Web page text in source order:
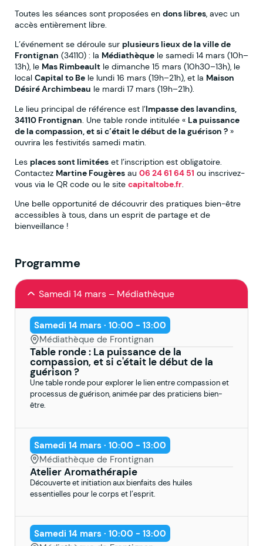
Toutes les séances sont proposées en dons libres, avec un
accès entièrement libre.
L’événement se déroule sur plusieurs lieux de la ville de
Frontignan (34110) : la Médiathèque le samedi 14 mars (10h–
13h), le Mas Rimbeault le dimanche 15 mars (10h30–13h), le
local Capital to Be le lundi 16 mars (19h–21h), et la Maison
Désiré Archimbeau le mardi 17 mars (19h–21h).
Le lieu principal de référence est l’Impasse des lavandins,
34110 Frontignan . Une table ronde intitulée « La puissance
de la compassion, et si c’était le début de la guérison ? »
ouvrira les festivités samedi matin.
Les places sont limitées et l’inscription est obligatoire.
Contactez Martine Fougères au 06 24 61 64 51 ou inscrivez-
vous via le QR code ou le site capitaltobe.fr.
Une belle opportunité de découvrir des pratiques bien-être
accessibles à tous, dans un esprit de partage et de
bienveillance !
Programme
Samedi 14 mars – Médiathèque
Samedi 14 mars · 10:00 - 13:00
Médiathèque de Frontignan
Table ronde : La puissance de la
compassion, et si c'était le début de la
guérison ?
Une table ronde pour explorer le lien entre compassion et
processus de guérison, animée par des praticiens bien-
être.
Samedi 14 mars · 10:00 - 13:00
Médiathèque de Frontignan
Atelier Aromathérapie
Découverte et initiation aux bienfaits des huiles
essentielles pour le corps et l’esprit.
Samedi 14 mars · 10:00 - 13:00